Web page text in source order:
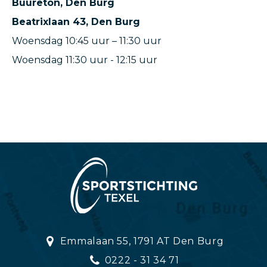
Buureton, Den Burg
Beatrixlaan 43, Den Burg
Woensdag 10:45 uur – 11:30 uur
Woensdag 11:30 uur - 12:15 uur
Emmalaan 55, 1791 AT Den Burg
0222 - 31 34 71